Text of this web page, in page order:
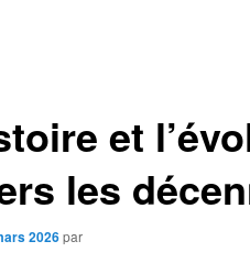
et
les
2026par